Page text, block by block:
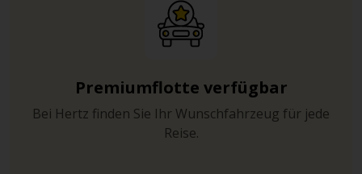
Premiumflotte verfügbar
Bei Hertz finden Sie Ihr Wunschfahrzeug für jede
Reise.